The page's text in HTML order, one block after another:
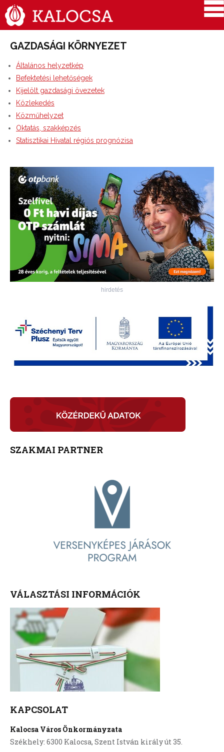
GAZDASÁGI KÖRNYEZET
Általános helyzetkép
Befektetési lehetőségek
Kijelölt gazdasági övezetek
Közlekedés
Közműhelyzet
Oktatás, szakképzés
Statisztikai Hivatal régiós prognózisa
hirdetés
SZAKMAI PARTNER
VÁLASZTÁSI INFORMÁCIÓK
KAPCSOLAT
Kalocsa Város Önkormányzata
Székhely: 6300 Kalocsa, Szent István király út 35.